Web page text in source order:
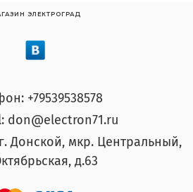
+79539538578
don@electron71.ru
Донской, мкр. Центральный,
д.63
ЭЛЕКТРОГРАД